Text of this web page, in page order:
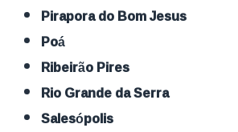
Pirapora do Bom Jesus
Poá
Ribeirão Pires
Rio Grande da Serra
Salesópolis